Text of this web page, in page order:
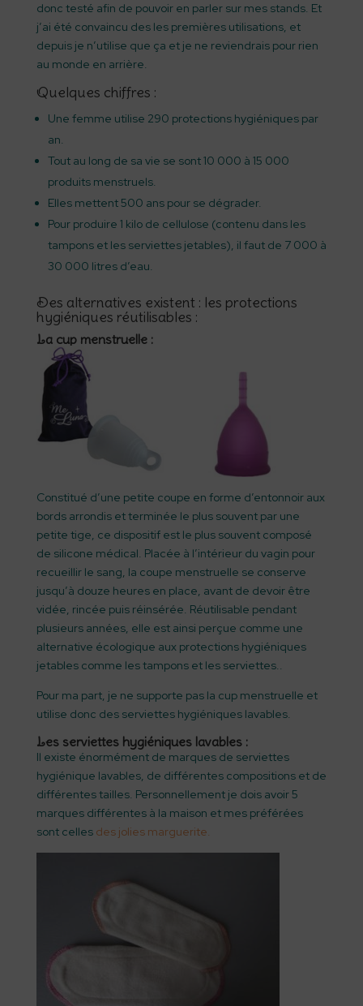
donc testé afin de pouvoir en parler sur mes stands. Et
j’ai été convaincu des les premières utilisations, et
depuis je n’utilise que ça et je ne reviendrais pour rien
au monde en arrière.
Quelques chiffres :
Une femme utilise 290 protections hygiéniques par
an.
Tout au long de sa vie se sont 10 000 à 15 000
produits menstruels.
Elles mettent 500 ans pour se dégrader.
Pour produire 1 kilo de cellulose (contenu dans les
tampons et les serviettes jetables), il faut de 7 000 à
30 000 litres d’eau.
Des alternatives existent : les protections
hygiéniques réutilisables :
La cup menstruelle :
Constitué d’une petite coupe en forme d’entonnoir aux
bords arrondis et terminée le plus souvent par une
petite tige, ce dispositif est le plus souvent composé
de silicone médical. Placée à l’intérieur du vagin pour
recueillir le sang, la coupe menstruelle se conserve
jusqu’à douze heures en place, avant de devoir être
vidée, rincée puis réinsérée. Réutilisable pendant
plusieurs années, elle est ainsi perçue comme une
alternative écologique aux protections hygiéniques
jetables comme les tampons et les serviettes..
Pour ma part, je ne supporte pas la cup menstruelle et
utilise donc des serviettes hygiéniques lavables.
Les serviettes hygiéniques lavables :
Il existe énormément de marques de serviettes
hygiénique lavables, de différentes compositions et de
différentes tailles. Personnellement je dois avoir 5
marques différentes à la maison et mes préférées
sont celles des jolies marguerite.